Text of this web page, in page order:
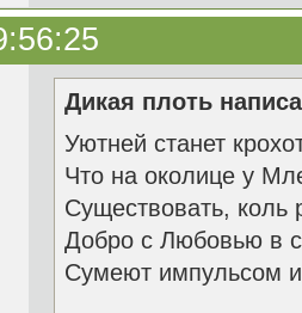
Дикая плоть
Уютней станет
Что на околице у
Существовать, коль
Добро с Любовью в
Сумеют импульсом